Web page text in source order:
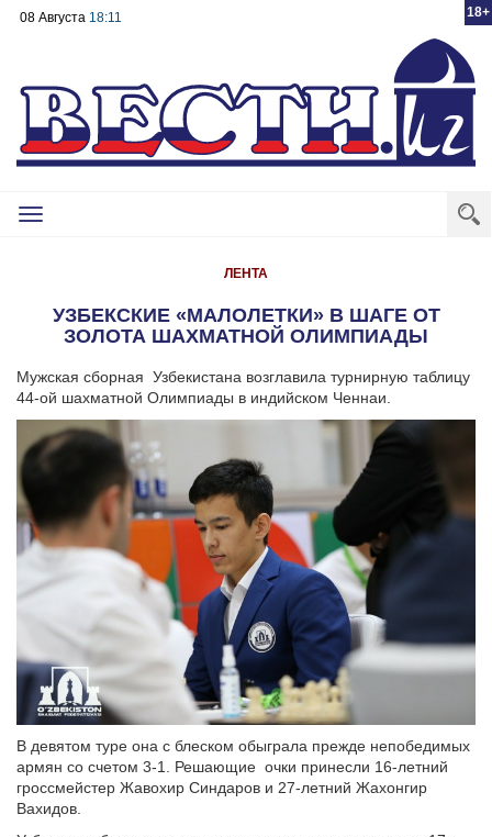
18+
08 Августа 18:11
Toggle
ЛЕНТА
УЗБЕКСКИЕ «МАЛОЛЕТКИ» В ШАГЕ ОТ
ЗОЛОТА ШАХМАТНОЙ ОЛИМПИАДЫ
Мужская сборная Узбекистана возглавила турнирную таблицу
44-ой шахматной Олимпиады в индийском Ченнаи.
В девятом туре она с блеском обыграла прежде непобедимых
армян со счетом 3-1. Решающие очки принесли 16-летний
гроссмейстер Жавохир Синдаров и 27-летний Жахонгир
Вахидов.